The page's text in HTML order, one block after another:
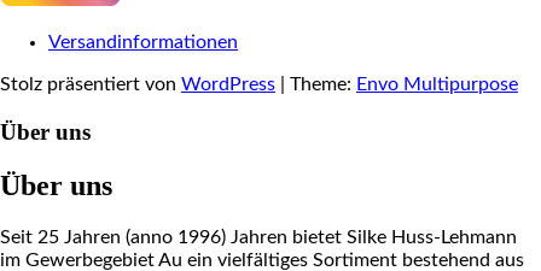
Versandinformationen
Stolz präsentiert von WordPress Theme: Envo Multipurpose
Über uns
Über uns
Seit 25 Jahren (anno 1996) Jahren bietet Silke Huss-Lehmann
im Gewerbegebiet Au ein vielfältiges Sortiment bestehend aus